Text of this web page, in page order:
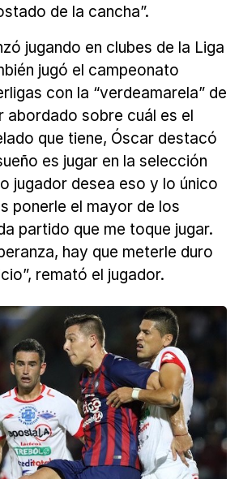
de la cancha”.
jugando en clubes de la Liga
jugó el campeonato
con la “verdeamarela” de
abordado sobre cuál es el
que tiene, Óscar destacó
es jugar en la selección
jugador desea eso y lo único
ponerle el mayor de los
partido que me toque jugar.
hay que meterle duro
remató el jugador.